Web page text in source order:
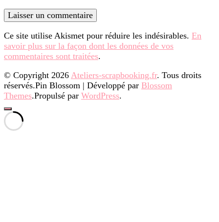
Ce site utilise Akismet pour réduire les indésirables. En
savoir plus sur la façon dont les données de vos
commentaires sont traitées.
© Copyright 2026 Ateliers-scrapbooking.fr. Tous droits
réservés.Pin Blossom | Développé par Blossom
Themes.Propulsé par WordPress.